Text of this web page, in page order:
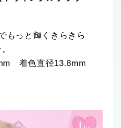
もっと輝くきらきら
着色直径13.8mm